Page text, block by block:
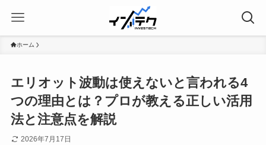
ホーム
エリオット波動は使えないと言われる4
つの理由とは？プロが教える正しい活用
法と注意点を解説
2026年7月17日